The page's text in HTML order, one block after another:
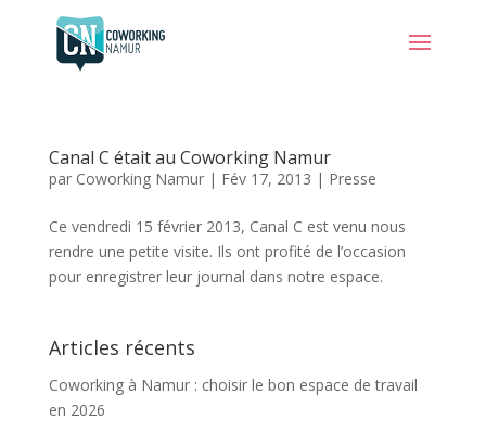
Canal C était au Coworking Namur
par Coworking Namur| Fév 17, 2013 | Presse
Ce vendredi 15 février 2013, Canal C est venu nous
rendre une petite visite. Ils ont profité de l’occasion
pour enregistrer leur journal dans notre espace.
Articles récents
Coworking à Namur : choisir le bon espace de travail
en 2026